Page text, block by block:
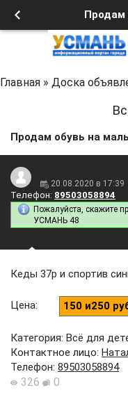
Продам
Главная » Доска
Продам обувь на
20.08.2020 в 17:39
Телефон: 89503058894
Пожалуйста, скажите
УСМАНЬ 48
Кеды 37р и спортив
Цена: 150 и250
Категория: Всё для
Контактное лицо:
Телефон: 89503058894
326 0